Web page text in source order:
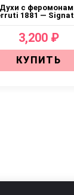
Духи с
1881 —
3,200 ₽
КУПИТЬ